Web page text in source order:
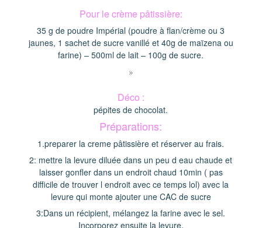
Pour le crème pâtissière:
35 g de poudre Impérial (poudre à flan/crème ou 3
jaunes, 1 sachet de sucre vanillé et 40g de maïzena ou
farine) – 500ml de lait – 100g de sucre.
»
Déco :
pépites de chocolat.
Préparations:
1.preparer la creme pâtissière et réserver au frais.
2: mettre la levure diluée dans un peu d eau chaude et
laisser gonfler dans un endroit chaud 10min ( pas
difficile de trouver l endroit avec ce temps lol) avec la
levure qui monte ajouter une CAC de sucre
3:Dans un récipient, mélangez la farine avec le sel.
Incorporez ensuite la levure.